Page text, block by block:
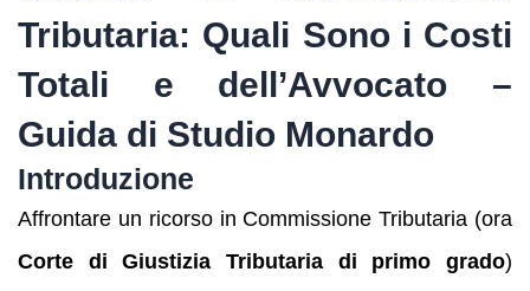
Tributaria: Quali Sono i Costi
Totali e dell’Avvocato –
Guida di Studio Monardo
Introduzione
Affrontare un ricorso in Commissione Tributaria (ora
Corte di Giustizia Tributaria di primo grado)